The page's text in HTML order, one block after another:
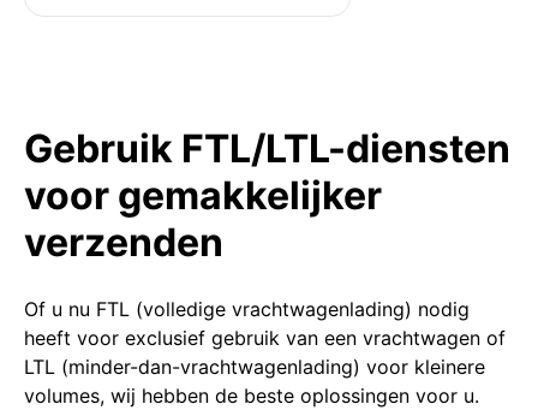
Gebruik FTL/LTL-diensten
voor gemakkelijker
verzenden
Of u nu FTL (volledige vrachtwagenlading) nodig
heeft voor exclusief gebruik van een vrachtwagen of
LTL (minder-dan-vrachtwagenlading) voor kleinere
volumes, wij hebben de beste oplossingen voor u.